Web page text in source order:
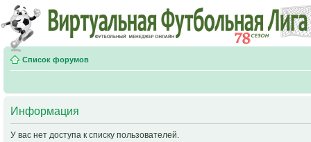
Список форумов
Информация
У вас нет доступа к списку пользователей.